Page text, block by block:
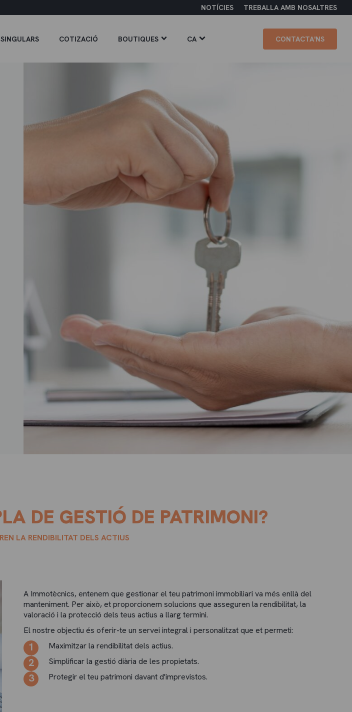
NOTÍCIES TREBALLA AMB NOSALTRES
COTIZACIÓ BOUTIQUES CA CONTACTA'NS
DE GESTIÓ DE PATRIMONI?
LA RENDIBILITAT DELS ACTIUS
A Immotècnics, entenem que gestionar el teu patrimoni immobiliari va més enllà del
manteniment. Per això, et proporcionem solucions que asseguren la rendibilitat, la
valoració i la protecció dels teus actius a llarg termini.
El nostre objectiu és oferir-te un servei integral i personalitzat que et permeti:
Maximitzar la rendibilitat dels actius.
Simplificar la gestió diària de les propietats.
Protegir el teu patrimoni davant d'imprevistos.